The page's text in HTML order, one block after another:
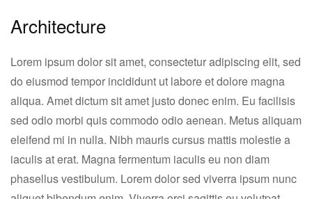
Architecture
Lorem ipsum dolor sit amet, consectetur adipiscing elit, sed
do eiusmod tempor incididunt ut labore et dolore magna
aliqua. Amet dictum sit amet justo donec enim. Eu facilisis
sed odio morbi quis commodo odio aenean. Metus aliquam
eleifend mi in nulla. Nibh mauris cursus mattis molestie a
iaculis at erat. Magna fermentum iaculis eu non diam
phasellus vestibulum. Lorem dolor sed viverra ipsum nunc